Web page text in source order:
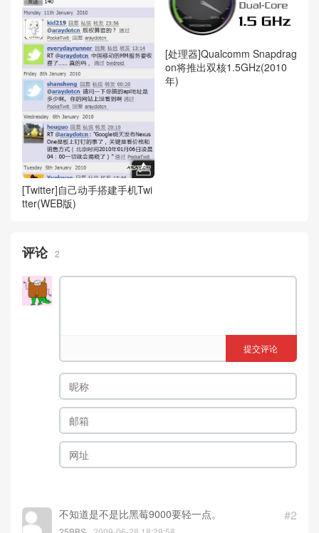
[Twitter]自己动手搭建手机Twi
tter(WEB版)
[处理器]Qualcomm Snapdrag
on将推出双核1.5GHz(2010
年)
评论 2
提交评论
#2
不知道是不是比黑莓9000要轻一点。